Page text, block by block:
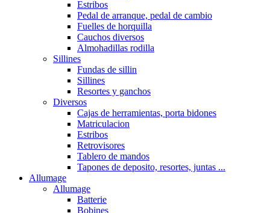
Estribos
Pedal de arranque, pedal de cambio
Fuelles de horquilla
Cauchos diversos
Almohadillas rodilla
Sillines
Fundas de sillin
Sillines
Resortes y ganchos
Diversos
Cajas de herramientas, porta bidones
Matriculacion
Estribos
Retrovisores
Tablero de mandos
Tapones de deposito, resortes, juntas ...
Allumage
Allumage
Batterie
Bobines